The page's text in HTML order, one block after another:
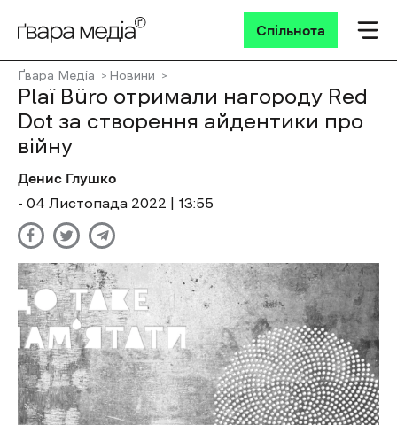
Спільнота
Ґвара Медіа Новини
Plaї Büro отримали нагороду Red
Dot за створення айдентики про
війну
Денис Глушко
- 04 Листопада 2022 | 13:55